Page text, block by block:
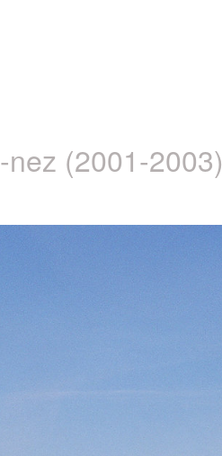
(2001-2003)